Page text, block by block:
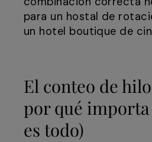
para un hostal de
un hotel boutique de
El conteo de
por qué
es todo)